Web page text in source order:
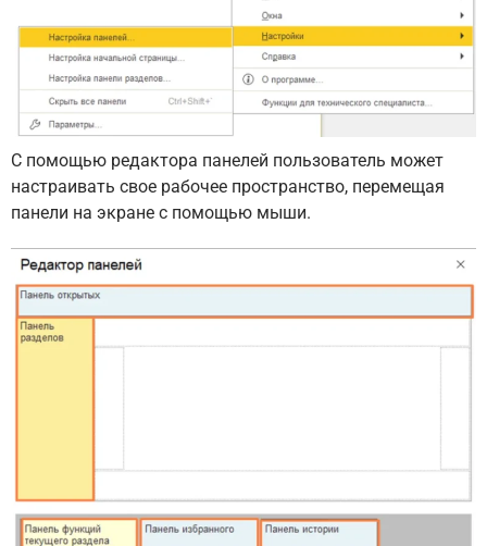
С помощью редактора панелей пользователь может
настраивать свое рабочее пространство, перемещая
панели на экране с помощью мыши.